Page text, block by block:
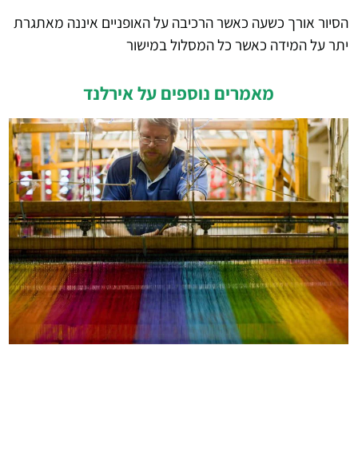
הסיור אורך כשעה כאשר הרכיבה על האופניים איננה מאתגרת
יתר על המידה כאשר כל המסלול במישור
מאמרים נוספים על אירלנד